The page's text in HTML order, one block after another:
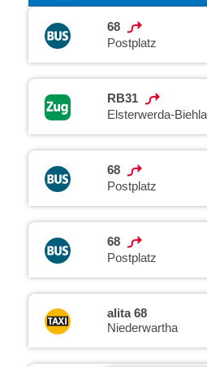
68
Postplatz
RB31
Elsterwerda-
68
Postplatz
68
Postplatz
alita 68
Niederwartha